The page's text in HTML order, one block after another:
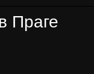
Праге